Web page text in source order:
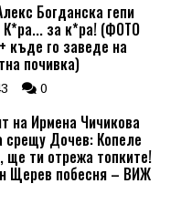
Богданска гепи
за к*ра! (ФОТО
къде го заведе на
почивка)
0
на Ирмена Чичикова
срещу Дочев: Копеле
ще ти отрежа топките!
Щерев побесня – ВИЖ